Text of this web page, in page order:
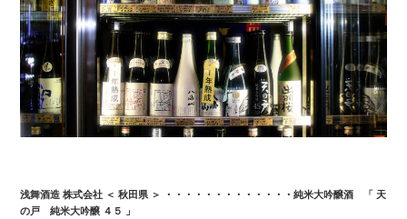
浅舞酒造 株式会社 ＜ 秋田県 ＞ ・・・・・・・・・・・・・純米大吟醸酒 「 天
の戸 純米大吟醸 ４５ 」